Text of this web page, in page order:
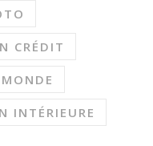
CRÉDIT
INTÉRIEURE